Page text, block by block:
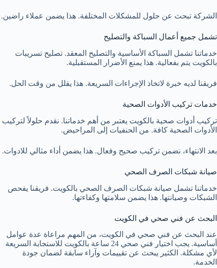
الشركة تبحث عن حلول للمشكلات المختلفة. هذا يضمن عملاء راضين.
تشمل جميع أعمال السباكة والتصليح
خدماتنا تشمل السباكة الأساسية والتصليح المعقد. تصليح تسريبات
بالكويت يتم بفعالية. هذا يمنع الأضرار المستقبلية.
فريقنا لديه خبرة لاتخاذ الإجراءات السريعة. هذا يقلل من وقت الحل.
خدمات تركيب الأدوات الصحية
تركيب أدوات صحية بالكويت يعتبر من أهم خدماتنا. نقدم حلولاً لتركيب
الأدوات الصحية كافة. من الحنفيات إلى المراحيض.
بعد الانتهاء، نضمن تركيب صحيح وفعال. هذا يضمن أداء مثالي للادوات.
صيانة شبكات الصرف الصحي
خدماتنا تشمل صيانة شبكات الصرف الصحي بالكويت. فريقنا يفحص
الشبكات وصيانتها. هذا يضمن سلامتها وكفاءتها.
البحث عن فني صحي في الكويت
عند البحث عن فني صحي في الكويت، من المهم مراعاة عدة عوامل
أساسية. يجب اختيار فني صحي 24 ساعة بالكويت للاستجابة السريعة
لأي مشكلة. الكثير يبحث عن تقييمات وآراء سابقة لضمان جودة
الخدمة.